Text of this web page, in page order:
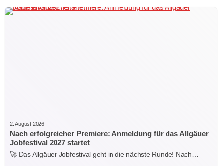
2. August 2026
Nach erfolgreicher Premiere: Anmeldung für das Allgäuer
Jobfestival 2027 startet
🚀 Das Allgäuer Jobfestival geht in die nächste Runde! Nach…